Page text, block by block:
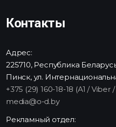
Контакты
Адрес:
225710, Республика
Пинск, ул.
+375 (29) 160-18-18 (A1 / Viber
media@o-d.by
Рекламный отдел: